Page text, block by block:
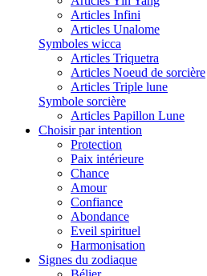
Articles Infini
Articles Unalome
Symboles wicca
Articles Triquetra
Articles Noeud de sorcière
Articles Triple lune
Symbole sorcière
Articles Papillon Lune
Choisir par intention
Protection
Paix intérieure
Chance
Amour
Confiance
Abondance
Eveil spirituel
Harmonisation
Signes du zodiaque